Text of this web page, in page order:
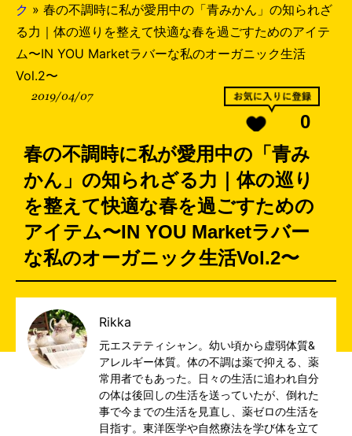
ク » 春の不調時に私が愛用中の「青みかん」の知られざ
る力｜体の巡りを整えて快適な春を過ごすためのアイテ
ム〜IN YOU Marketラバーな私のオーガニック生活
Vol.2〜
2019/04/07
0
春の不調時に私が愛用中の「青み
かん」の知られざる力｜体の巡り
を整えて快適な春を過ごすための
アイテム〜IN YOU Marketラバー
な私のオーガニック生活Vol.2〜
Rikka
元エステティシャン。幼い頃から虚弱体質&
アレルギー体質。体の不調は薬で抑える、薬
常用者でもあった。日々の生活に追われ自分
の体は後回しの生活を送っていたが、倒れた
事で今までの生活を見直し、薬ゼロの生活を
目指す。東洋医学や自然療法を学び体を立て